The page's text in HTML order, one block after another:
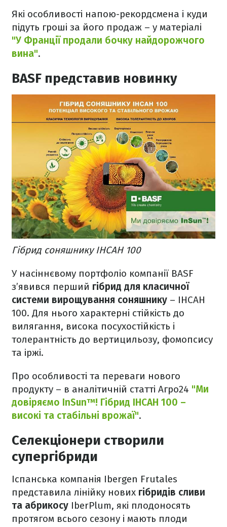
Які особливості напою-рекордсмена і куди
підуть гроші за його продаж – у матеріалі
"У Франції продали бочку найдорожчого
вина".
BASF представив новинку
Гібрид соняшнику ІНСАН 100
У насіннєвому портфоліо компанії BASF
з’явився перший гібрид для класичної
системи вирощування соняшнику – ІНСАН
100. Для нього характерні стійкість до
вилягання, висока посухостійкість і
толерантність до вертицильозу, фомопсису
та іржі.
Про особливості та переваги нового
продукту – в аналітичній статті Агро24 "Ми
довіряємо InSun™! Гібрид ІНСАН 100 –
високі та стабільні врожаї".
Селекціонери створили
супергібриди
Іспанська компанія Ibergen Frutales
представила лінійку нових гібридів сливи
та абрикосу IberPlum, які плодоносять
протягом всього сезону і мають плоди